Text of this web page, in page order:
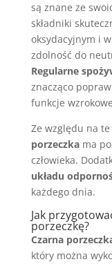
są znane ze
składniki
oksydacyjnym i
zdolność do
Regularne
znacząco
funkcje
Ze względu na te
porzeczkama
człowieka.
układu
każdego dnia.
Jak
porzeczkę?
Czarna
który można